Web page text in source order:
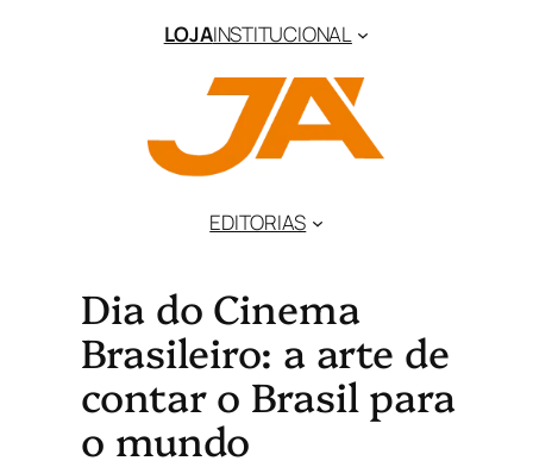
LOJAINSTITUCIONAL
EDITORIAS
Dia do Cinema
Brasileiro: a arte de
contar o Brasil para
o mundo